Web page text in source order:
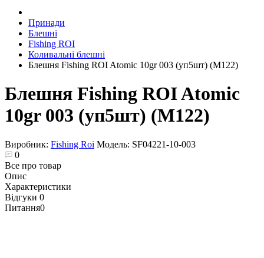
Принади
Блешні
Fishing ROI
Коливальні блешні
Блешня Fishing ROI Atomic 10gr 003 (уп5шт) (M122)
Блешня Fishing ROI Atomic
10gr 003 (уп5шт) (M122)
Виробник: Fishing Roi Модель: SF04221-10-003
0
Все про товар
Опис
Характеристики
Відгуки 0
Питання0